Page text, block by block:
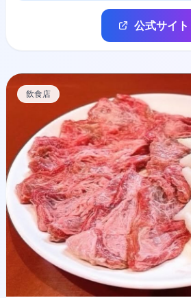
公式サイト
飲食店